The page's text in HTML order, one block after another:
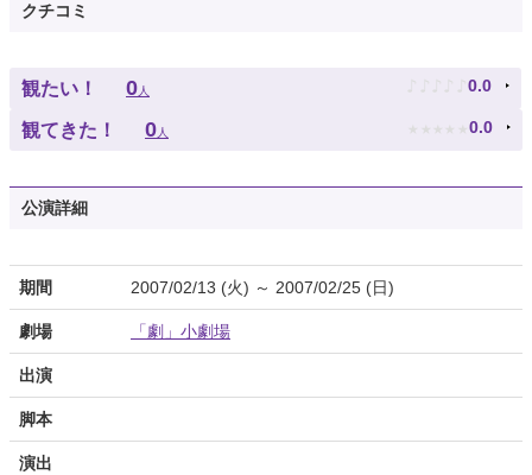
クチコミ
観たい！ 0人 ♪ ♪ ♪ ♪ ♪ 0.0
観てきた！ 0人 ★ ★ ★ ★ ★ 0.0
公演詳細
期間 2007/02/13 (火) ～ 2007/02/25 (日)
劇場 「劇」小劇場
出演
脚本
演出